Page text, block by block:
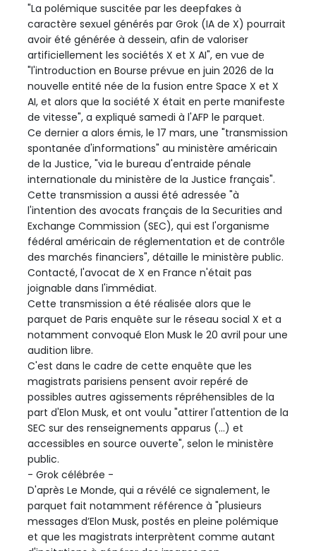
"La polémique suscitée par les deepfakes à
caractère sexuel générés par Grok (IA de X) pourrait
avoir été générée à dessein, afin de valoriser
artificiellement les sociétés X et X AI", en vue de
"l'introduction en Bourse prévue en juin 2026 de la
nouvelle entité née de la fusion entre Space X et X
AI, et alors que la société X était en perte manifeste
de vitesse", a expliqué samedi à l'AFP le parquet.
Ce dernier a alors émis, le 17 mars, une "transmission
spontanée d'informations" au ministère américain
de la Justice, "via le bureau d'entraide pénale
internationale du ministère de la Justice français".
Cette transmission a aussi été adressée "à
l'intention des avocats français de la Securities and
Exchange Commission (SEC), qui est l'organisme
fédéral américain de réglementation et de contrôle
des marchés financiers", détaille le ministère public.
Contacté, l'avocat de X en France n'était pas
joignable dans l'immédiat.
Cette transmission a été réalisée alors que le
parquet de Paris enquête sur le réseau social X et a
notamment convoqué Elon Musk le 20 avril pour une
audition libre.
C'est dans le cadre de cette enquête que les
magistrats parisiens pensent avoir repéré de
possibles autres agissements répréhensibles de la
part d'Elon Musk, et ont voulu "attirer l'attention de la
SEC sur des renseignements apparus (...) et
accessibles en source ouverte", selon le ministère
public.
- Grok célébrée -
D'après Le Monde, qui a révélé ce signalement, le
parquet fait notamment référence à "plusieurs
messages d’Elon Musk, postés en pleine polémique
et que les magistrats interprètent comme autant